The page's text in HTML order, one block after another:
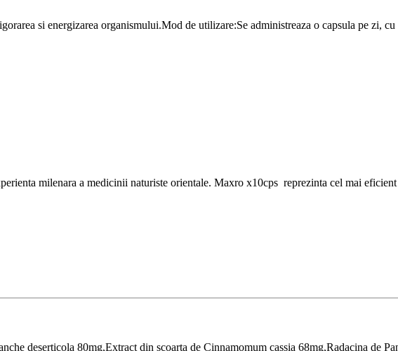
si energizarea organismului.Mod de utilizare:Se administreaza o capsula pe zi,
milenara a medicinii naturiste orientale. Maxro x10cps reprezinta cel mai eficient
deserticola 80mg,Extract din scoarta de Cinnamomum cassia 68mg,Radacina de